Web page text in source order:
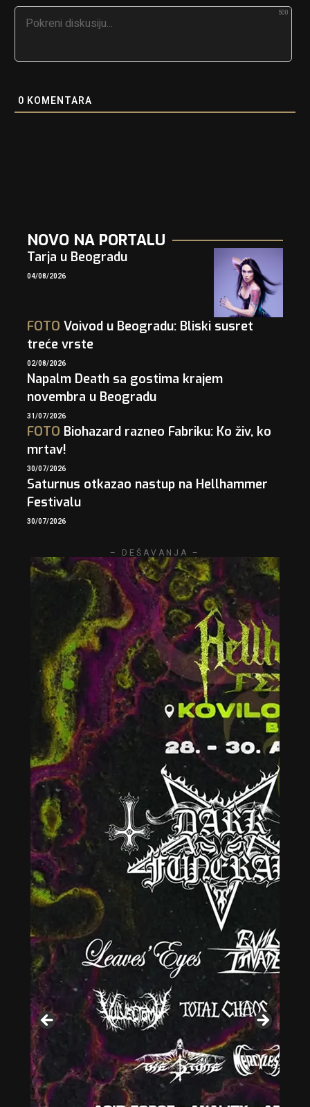
500
0 KOMENTARA
NOVO NA PORTALU
Tarja u Beogradu
04/08/2026
FOTO Voivod u Beogradu: Bliski susret
treće vrste
02/08/2026
Napalm Death sa gostima krajem
novembra u Beogradu
31/07/2026
FOTO Biohazard razneo Fabriku: Ko živ, ko
mrtav!
30/07/2026
Saturnus otkazao nastup na Hellhammer
Festivalu
30/07/2026
– DEŠAVANJA –